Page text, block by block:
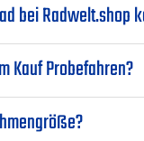
bei Radwelt.shop
Kauf Probefahren?